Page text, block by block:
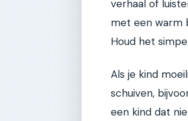
verhaal of
met een warm
Houd het
Als je kind
schuiven,
een kind dat